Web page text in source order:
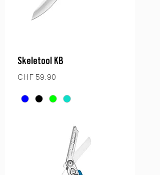
Skeletool KB
Preis
CHF 59.90